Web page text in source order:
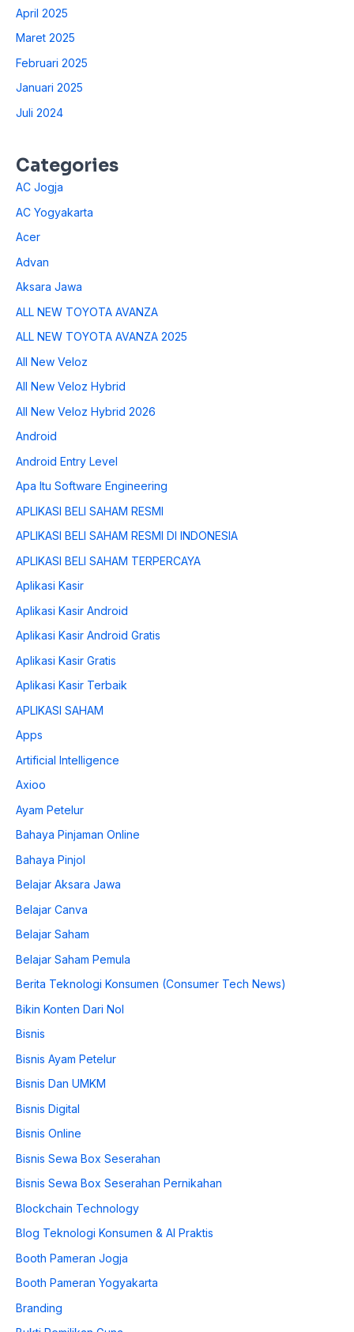
April 2025
Maret 2025
Februari 2025
Januari 2025
Juli 2024
Categories
AC Jogja
AC Yogyakarta
Acer
Advan
Aksara Jawa
ALL NEW TOYOTA AVANZA
ALL NEW TOYOTA AVANZA 2025
All New Veloz
All New Veloz Hybrid
All New Veloz Hybrid 2026
Android
Android Entry Level
Apa Itu Software Engineering
APLIKASI BELI SAHAM RESMI
APLIKASI BELI SAHAM RESMI DI INDONESIA
APLIKASI BELI SAHAM TERPERCAYA
Aplikasi Kasir
Aplikasi Kasir Android
Aplikasi Kasir Android Gratis
Aplikasi Kasir Gratis
Aplikasi Kasir Terbaik
APLIKASI SAHAM
Apps
Artificial Intelligence
Axioo
Ayam Petelur
Bahaya Pinjaman Online
Bahaya Pinjol
Belajar Aksara Jawa
Belajar Canva
Belajar Saham
Belajar Saham Pemula
Berita Teknologi Konsumen (Consumer Tech News)
Bikin Konten Dari Nol
Bisnis
Bisnis Ayam Petelur
Bisnis Dan UMKM
Bisnis Digital
Bisnis Online
Bisnis Sewa Box Seserahan
Bisnis Sewa Box Seserahan Pernikahan
Blockchain Technology
Blog Teknologi Konsumen & AI Praktis
Booth Pameran Jogja
Booth Pameran Yogyakarta
Branding